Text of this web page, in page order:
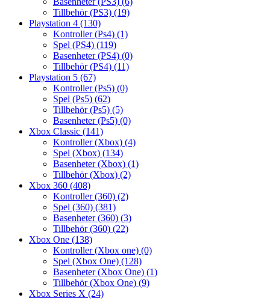
Tillbehör (PS3) (19)
Playstation 4 (130)
Kontroller (Ps4) (1)
Spel (PS4) (119)
Basenheter (PS4) (0)
Tillbehör (PS4) (11)
Playstation 5 (67)
Kontroller (Ps5) (0)
Spel (Ps5) (62)
Tillbehör (Ps5) (5)
Basenheter (Ps5) (0)
Xbox Classic (141)
Kontroller (Xbox) (4)
Spel (Xbox) (134)
Basenheter (Xbox) (1)
Tillbehör (Xbox) (2)
Xbox 360 (408)
Kontroller (360) (2)
Spel (360) (381)
Basenheter (360) (3)
Tillbehör (360) (22)
Xbox One (138)
Kontroller (Xbox one) (0)
Spel (Xbox One) (128)
Basenheter (Xbox One) (1)
Tillbehör (Xbox One) (9)
Xbox Series X (24)